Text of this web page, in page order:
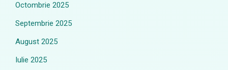
Octombrie 2025
Septembrie 2025
August 2025
Iulie 2025